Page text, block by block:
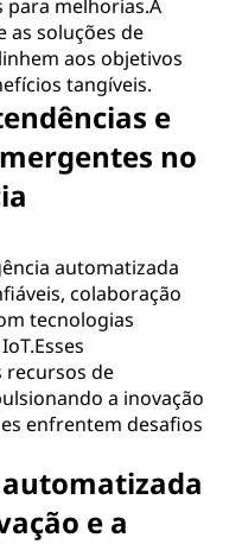
para melhorias.A
as soluções de
aos objetivos
tangíveis.
e
no
automatizada
colaboração
tecnologias
recursos de
a inovação
enfrentem desafios
e a